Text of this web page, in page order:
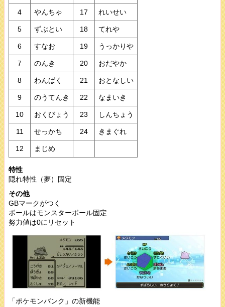
4 やんちゃ 17 れいせい
5 ずぶとい 18 てれや
6 すなお 19 うっかりや
7 のんき 20 おだやか
8 わんぱく 21 おとなしい
9 のうてんき 22 なまいき
10 おくびょう 23 しんちょう
11 せっかち 24 きまぐれ
12 まじめ
特性
隠れ特性（夢）固定
その他
GBマークがつく
ボールはモンスターボール固定
努力値は0にリセット
「ポケモンバンク」の新機能